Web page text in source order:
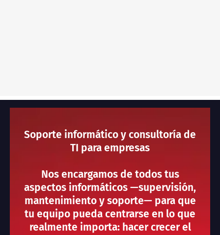
Soporte informático y consultoría de
TI para empresas
Nos encargamos de todos tus
aspectos informáticos —supervisión,
mantenimiento y soporte— para que
tu equipo pueda centrarse en lo que
realmente importa: hacer crecer el